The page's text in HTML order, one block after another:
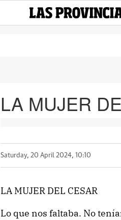
LA MUJER
Saturday, 20 April 2024, 10:10
LA MUJER DEL CESAR
Lo que nos faltaba. No